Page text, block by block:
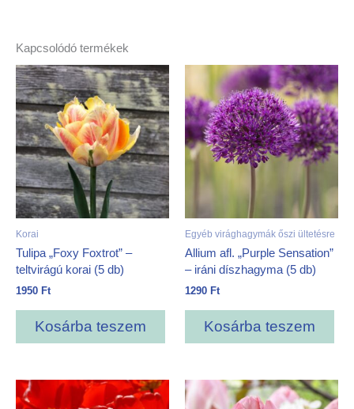
Kapcsolódó termékek
Korai
Tulipa „Foxy Foxtrot” –
teltvirágú korai (5 db)
1950 Ft
Kosárba teszem
Egyéb virághagymák őszi ültetésre
Allium afl. „Purple Sensation”
– iráni díszhagyma (5 db)
1290 Ft
Kosárba teszem